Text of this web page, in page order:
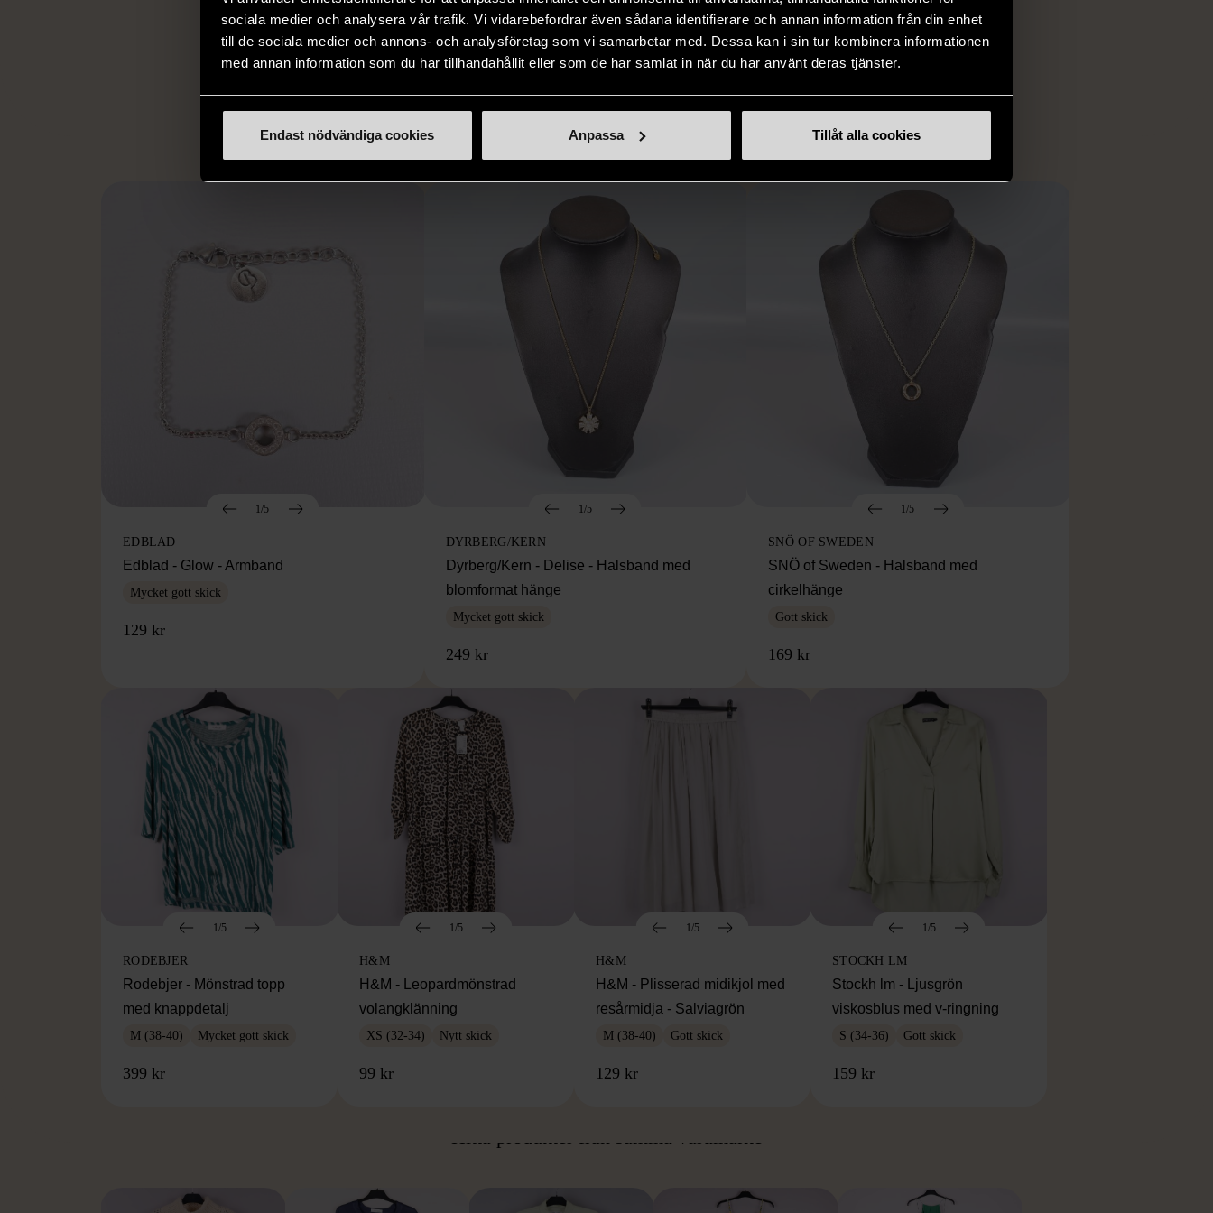
sociala medier och analysera vår trafik. Vi vidarebefordrar även sådana identifierare och annan information från din enhet
till de sociala medier och annons- och analysföretag som vi samarbetar med. Dessa kan i sin tur kombinera informationen
med annan information som du har tillhandahållit eller som de har samlat in när du har använt deras tjänster.
Endast nödvändiga cookies Anpassa Tillåt alla cookies
livssituationer och i våra butiker
arbetstränar personer som står
utanför arbetsmarknaden på ett
nyproducerade varor får du
möjlighet att återanvända och ge
nytt liv åt befintliga produkter.
butiker. Du har chansen att hitta
unika och originella föremål som
inte finns i vanliga butiker.
LIKNANDE PRODUKTER
Hitta produkter som påminner om denna
1/5
EDBLAD
Edblad - Glow - Armband
Mycket gott skick
129 kr
1/5
DYRBERG/KERN
Dyrberg/Kern - Delise - Halsband med
blomformat hänge
Mycket gott skick
249 kr
1/5
SNÖ OF SWEDEN
SNÖ of Sweden - Halsband med
cirkelhänge
Gott skick
169 kr
1/5
RODEBJER
Rodebjer - Mönstrad topp
med knappdetalj
M (38-40) Mycket gott skick
399 kr
1/5
H&M
H&M - Leopardmönstrad
volangklänning
XS (32-34) Nytt skick
99 kr
1/5
H&M
H&M - Plisserad midikjol med
resårmidja - Salviagrön
M (38-40) Gott skick
129 kr
1/5
STOCKH LM
Stockh lm - Ljusgrön
viskosblus med v-ringning
S (34-36) Gott skick
159 kr
Hitta produkter från samma varumärke